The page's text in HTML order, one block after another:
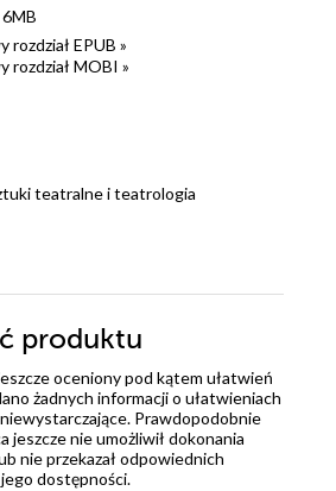
6MB
rozdział EPUB »
rozdział MOBI »
teatralne i teatrologia
produktu
oceniony pod kątem ułatwień
żadnych informacji o ułatwieniach
Prawdopodobnie
jeszcze nie umożliwił dokonania
nie przekazał odpowiednich
dostępności.